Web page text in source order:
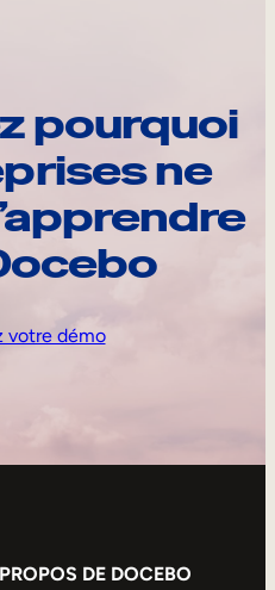
pourquoi
ne
votre démo
DE DOCEBO